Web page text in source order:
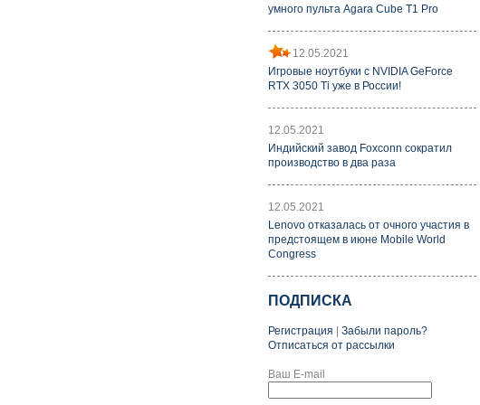
умного пульта Agara Cube T1 Pro
12.05.2021
Игровые ноутбуки с NVIDIA GeForce
RTX 3050 Ti уже в России!
12.05.2021
Индийский завод Foxconn сократил
производство в два раза
12.05.2021
Lenovo отказалась от очного участия в
предстоящем в июне Mobile World
Congress
ПОДПИСКА
Регистрация
Забыли пароль?
Отписаться от рассылки
Ваш E-mail